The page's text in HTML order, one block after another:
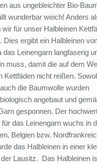
aus ungebleichter Bio-
wunderbar weich! Anders
wir für unser Halbleinen
Dies ergibt ein Halbleinen
das Leinengarn langfaserig
muss, damit die auf dem
Kettfäden nicht reißen.
die Baumwolle wurden
angebaut und
gesponnen. Der
für das Leinengarn wuchs in
Belgien bzw.
das Halbleinen in einer
Lausitz. Das Halbleinen